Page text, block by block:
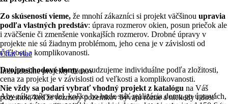
Zo skúseností vieme, že mnohí zákazníci si projekt väčšinou upravia
podľa vlastných predstáv: úprava rozmerov okien, posun priečok ale
i zväčšenie či zmenšenie vonkajších rozmerov. Drobné úpravy v
projekte nie sú žiadnym problémom, jeho cena je v závislosti od
veľkosti a komplikovanosti.
Dvojposchodové domyposudzujeme individuálne podľa zložitosti,
cena za projekt je v závislosti od veľkosti a komplikovanosti.
Aby zákazník vedel, koľko ho bude stáť realizácia domu po úpravách,
Čítať viac
Individuálneprojekty domov
Nie vždy sa podarí vybrať vhodný projekt z katalógu na Váš
pozemok, keďžerozmery pozemkov bývajú rôznea niekedy i dosť